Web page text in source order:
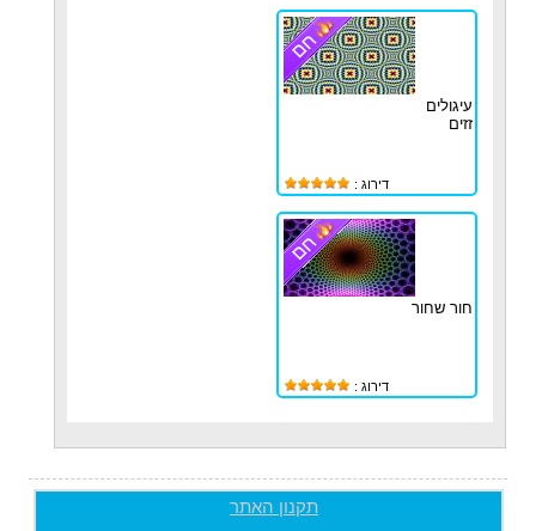
עיגולים
זזים
דירוג :
חור שחור
דירוג :
תקנון האתר